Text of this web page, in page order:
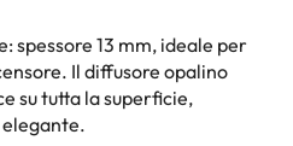
spessore 13 mm, ideale per
Il diffusore opalino
su tutta la superficie,